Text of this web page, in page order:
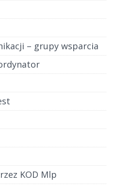
– grupy wsparcia
KOD Mlp